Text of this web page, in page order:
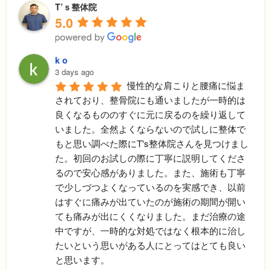
T’ｓ整体院
5.0
k o
3 days ago
慢性的な肩こりと腰痛に悩ま
されており、整骨院にも通いましたが一時的は
良くなるもののすぐに元に戻るのを繰り返して
いました。全然よくならないので試しに整体で
もと思い調べた際にT's整体院さんを見つけまし
た。初回のお試しの際に丁寧に説明してくださ
るので安心感がありました。また、施術も丁寧
で少しづつよくなっているのを実感でき、以前
はすぐに痛みが出ていたのが施術の期間が開い
ても痛みが出にくくなりました。まだ治療の途
中ですが、一時的な対処ではなく根本的に治し
たいという思いがある人にとってはとても良い
と思います。